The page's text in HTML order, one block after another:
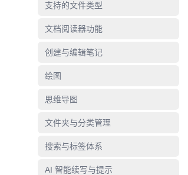
支持的文件类型
文档阅读器功能
创建与编辑笔记
绘图
思维导图
文件夹与分类管理
搜索与标签体系
AI 智能续写与提示